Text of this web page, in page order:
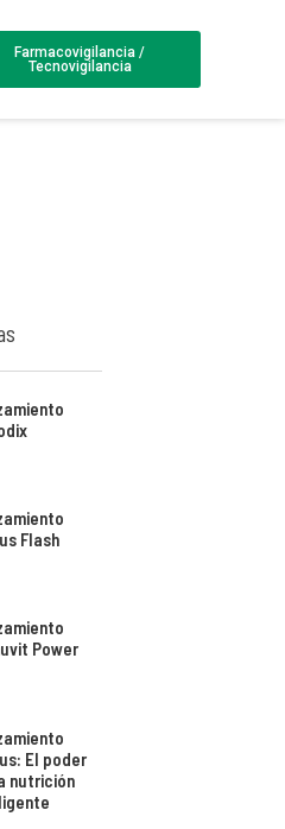
Farmacovigilancia /
Tecnovigilancia
Flash
Power
El poder
nutrición